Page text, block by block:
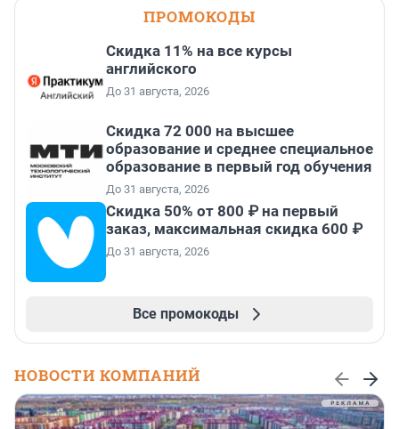
ПРОМОКОДЫ
Скидка 11% на все курсы
английского
До 31 августа, 2026
Скидка 72 000 на высшее
образование и среднее специальное
образование в первый год обучения
До 31 августа, 2026
Скидка 50% от 800 ₽ на первый
заказ, максимальная скидка 600 ₽
До 31 августа, 2026
Все промокоды
НОВОСТИ КОМПАНИЙ